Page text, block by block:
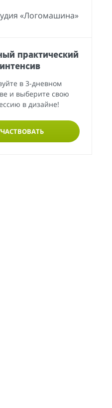
«Логомашина»
практический
интенсив
в 3-дневном
и выберите свою
в дизайне!